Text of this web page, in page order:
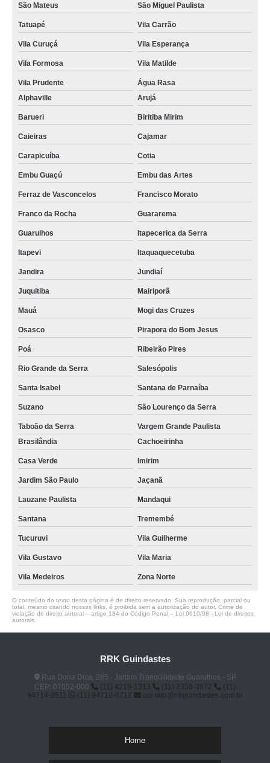
São Mateus São Miguel Paulista
Tatuapé Vila Carrão
Vila Curuçá Vila Esperança
Vila Formosa Vila Matilde
Vila Prudente
Água Rasa
Alphaville
Arujá
Barueri Biritiba Mirim
Caieiras Cajamar
Carapicuíba Cotia
Embu Guaçú Embu das Artes
Ferraz de Vasconcelos Francisco Morato
Franco da Rocha Guararema
Guarulhos Itapecerica da Serra
Itapevi Itaquaquecetuba
Jandira Jundiaí
Juquitiba Mairiporã
Mauá Mogi das Cruzes
Osasco Pirapora do Bom Jesus
Poá Ribeirão Pires
Rio Grande da Serra Salesópolis
Santa Isabel Santana de Parnaíba
Suzano São Lourenço da Serra
Taboão da Serra
Vargem Grande Paulista
Brasilândia
Cachoeirinha
Casa Verde Imirim
Jardim São Paulo Jaçanã
Lauzane Paulista Mandaqui
Santana Tremembé
Tucuruvi Vila Guilherme
Vila Gustavo Vila Maria
Vila Medeiros Zona Norte
O conteúdo do texto desta página é de direito reservado. Sua reprodução, parcial ou
total, mesmo citando nossos links, é proibida sem a autorização do autor. Crime de
violação de direito autoral – artigo 184 do Código Penal – Lei 9610/98 - Lei de direitos
autorais
RRK Guindastes
Rua Dona Dica, 285 - Jardim Tranqüilidade Guarulhos - SP
CEP: 07052-000
(11) 4219-1313 (11) 2358-3872
(11)
94714-8511
(11) 94712-8712 contato@rrkguindastes.com.br
Home